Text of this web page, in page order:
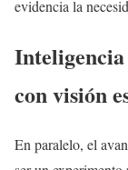
evidencia la
con visión
En paralelo, el